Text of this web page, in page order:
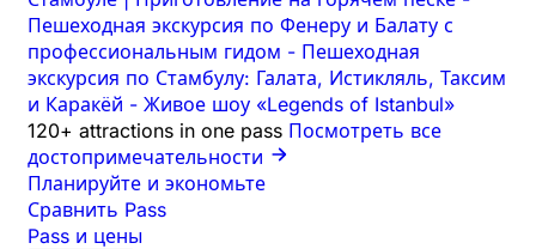
Пешеходная экскурсия по Фенеру и Балату с
профессиональным гидом - Пешеходная
экскурсия по Стамбулу: Галата, Истикляль, Таксим
и Каракёй - Живое шоу «Legends of Istanbul»
120+ attractions in one pass Посмотреть все
достопримечательности
Планируйте и экономьте
Сравнить Pass
Pass и цены